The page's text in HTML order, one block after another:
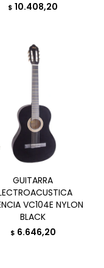
$ 10.408,20
GUITARRA
VC104E NYLON
BLACK
$ 6.646,20